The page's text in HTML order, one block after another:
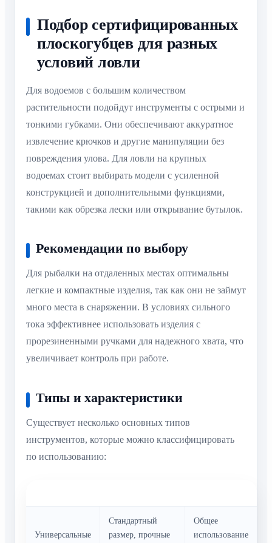
Подбор сертифицированных
плоскогубцев для разных
условий ловли
Для водоемов с большим количеством
растительности подойдут инструменты с острыми и
тонкими губками. Они обеспечивают аккуратное
извлечение крючков и другие манипуляции без
повреждения улова. Для ловли на крупных
водоемах стоит выбирать модели с усиленной
конструкцией и дополнительными функциями,
такими как обрезка лески или открывание бутылок.
Рекомендации по выбору
Для рыбалки на отдаленных местах оптимальны
легкие и компактные изделия, так как они не займут
много места в снаряжении. В условиях сильного
тока эффективнее использовать изделия с
прорезиненными ручками для надежного хвата, что
увеличивает контроль при работе.
Типы и характеристики
Существует несколько основных типов
инструментов, которые можно классифицировать
по использованию:
Универсальные
Стандартный
размер, прочные
Общее
использование